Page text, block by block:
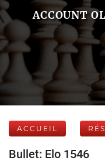
ACCOUNT
ACCUEIL
Bullet: Elo 1546